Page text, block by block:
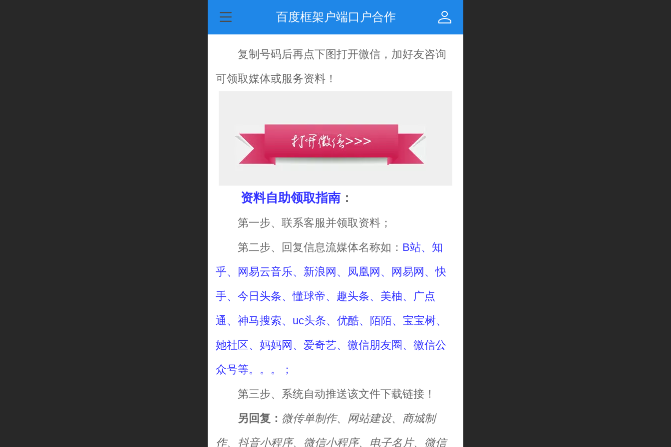
百度框架户端口户合作
复制号码后再点下图打开微信，加好友咨询
可领取媒体或服务资料！
资料自助领取指南 ：
第一步、联系客服并领取资料；
第二步、回复信息流媒体名称如： B站、知
乎、网易云音乐、新浪网、凤凰网、网易网、快
手、今日头条、懂球帝、趣头条、美柚、广点
通、神马搜索、uc头条、优酷、陌陌、宝宝树、
她社区、妈妈网、爱奇艺、微信朋友圈、微信公
众号等。。。；
第三步、系统自动推送该文件下载链接！
另回复： 微传单制作、网站建设、商城制
作、抖音小程序、微信小程序、电子名片、微信